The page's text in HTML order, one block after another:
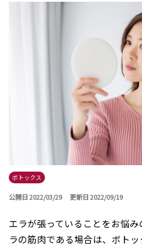
ボトックス
公開日 2022/03/29 更新日 2022/09/19
エラが張っていることをお悩
ラの筋肉である場合は、ボト